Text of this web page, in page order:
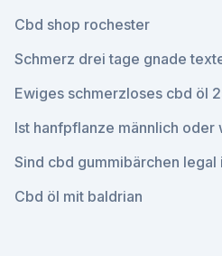
Cbd shop rochester
Schmerz drei tage gnade
Ewiges schmerzloses cbd öl
Ist hanfpflanze männlich oder
Sind cbd gummibärchen legal
Cbd öl mit baldrian